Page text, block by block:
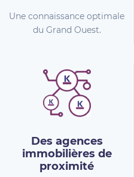
Une connaissance optimale
du Grand Ouest.
Des agences
immobilières de
proximité